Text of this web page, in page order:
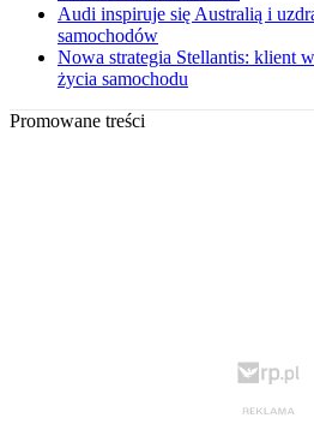
Audi inspiruje się Australią i
samochodów
Nowa strategia Stellantis: klient
życia samochodu
Promowane treści